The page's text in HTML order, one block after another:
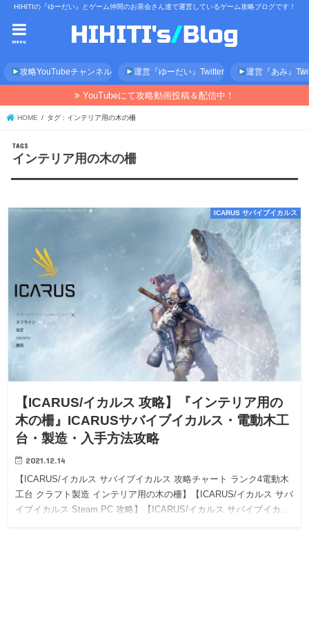
HIHITIの『ゆーだい』とゲーム仲間のお茶会さん達で運営しているゲーム攻略ブログです！
menu
攻略YouTubeチャンネル 運営『ゆーだい』Twitter 運営『あみ』
YouTubeにて攻略動画投稿＆配信中！
HOME タグ : インテリア用の木の柵
インテリア用の木の柵
ICARUS サバイブイカルス
【ICARUS/イカルス 攻略】『インテリア用の
木の柵』ICARUSサバイブイカルス・電動木工
台・製造・入手方法攻略
2021.12.14
【ICARUS/イカルス サバイブイカルス 攻略チャート ランク4電動木
工台 クラフト製造 インテリア用の木の柵】【ICARUS/イカルス サバ
イブイカルス Steam PC 攻略】【ICARUS/イカルス サバイブイカ…